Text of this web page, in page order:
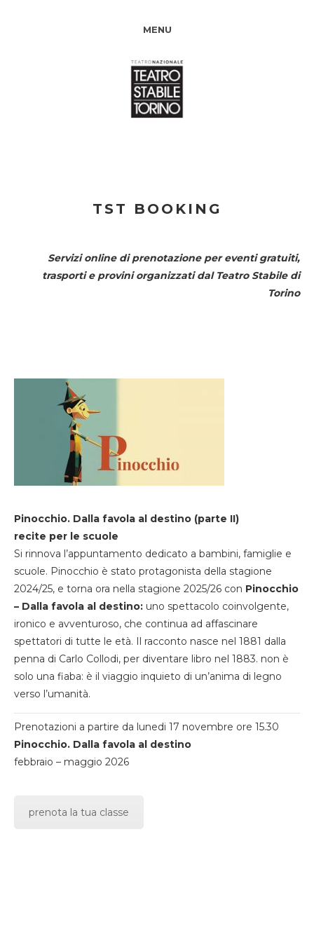
MENU
TST BOOKING
Servizi online di prenotazione per eventi gratuiti,
trasporti e provini organizzati dal Teatro Stabile di
Torino
Pinocchio. Dalla favola al destino (parte II)
recite per le scuole
Si rinnova l’appuntamento dedicato a bambini, famiglie e
scuole. Pinocchio è stato protagonista della stagione
2024/25, e torna ora nella stagione 2025/26 con Pinocchio
– Dalla favola al destino: uno spettacolo coinvolgente,
ironico e avventuroso, che continua ad affascinare
spettatori di tutte le età. Il racconto nasce nel 1881 dalla
penna di Carlo Collodi, per diventare libro nel 1883. non è
solo una fiaba: è il viaggio inquieto di un’anima di legno
verso l’umanità.
Prenotazioni a partire da lunedi 17 novembre ore 15.30
Pinocchio. Dalla favola al destino
febbraio – maggio 2026
prenota la tua classe